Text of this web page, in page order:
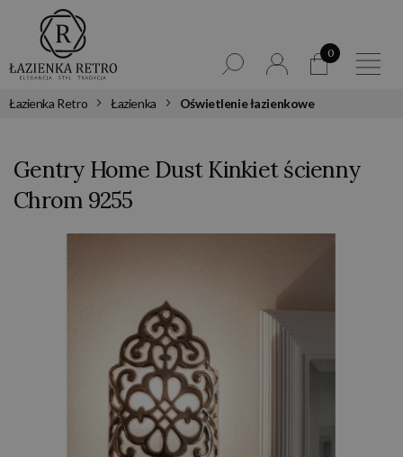
0
Łazienka Retro Łazienka Oświetlenie łazienkowe
Gentry Home Dust Kinkiet ścienny
Chrom 9255